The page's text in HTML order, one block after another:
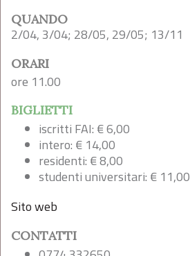
QUANDO
2/04, 3/04; 28/05, 29/05; 13/11
ORARI
ore 11.00
BIGLIETTI
iscritti FAI: € 6,00
intero: € 14,00
residenti: € 8,00
studenti universitari: € 11,00
Sito web
CONTATTI